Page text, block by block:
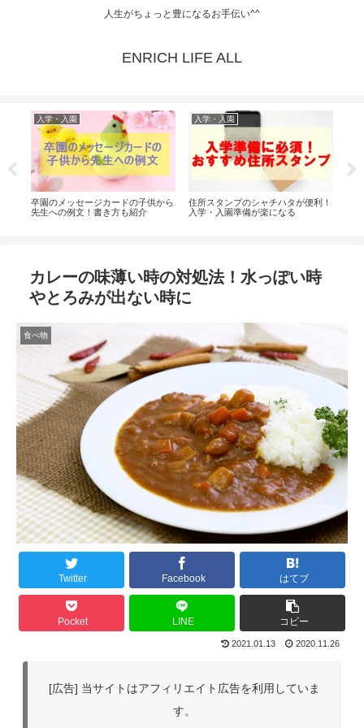
人生がちょっと豊になるお手伝い^^
ENRICH LIFE ALL
入学・入園
卒園のメッセージカードの子供から
先生への例文！書き方も紹介
入学・入園
住所スタンプのシャチハタが便利！
入学・入園準備が楽になる
カレーの味薄い時の対処法！水っぽい時
やとろみが出ない時に
食べ物
Twitter Facebook はてブ
Pocket LINE コピー
2021.01.13 2020.11.26
[広告] 当サイトはアフィリエイト広告を利用していま
す。